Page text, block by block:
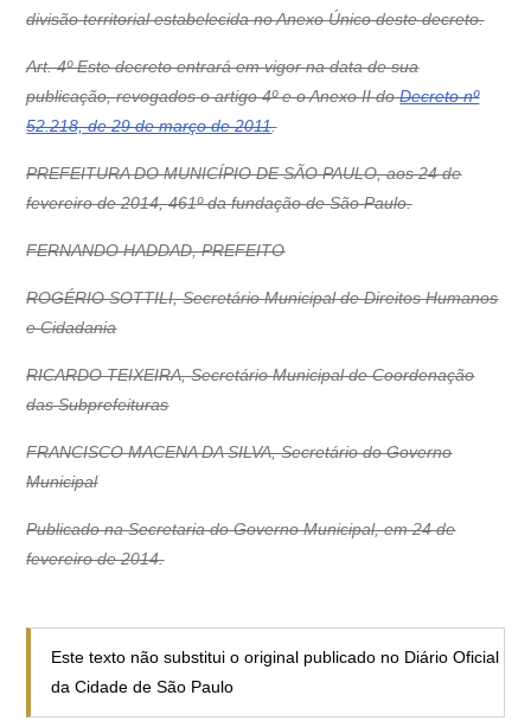
divisão territorial estabelecida no Anexo Único deste decreto.
Art. 4º Este decreto entrará em vigor na data de sua
publicação, revogados o artigo 4º e o Anexo II doDecreto nº
52.218, de 29 de março de 2011.
PREFEITURA DO MUNICÍPIO DE SÃO PAULO, aos 24 de
fevereiro de 2014, 461º da fundação de São Paulo.
FERNANDO HADDAD, PREFEITO
ROGÉRIO SOTTILI, Secretário Municipal de Direitos Humanos
e Cidadania
RICARDO TEIXEIRA, Secretário Municipal de Coordenação
das Subprefeituras
FRANCISCO MACENA DA SILVA, Secretário do Governo
Municipal
Publicado na Secretaria do Governo Municipal, em 24 de
fevereiro de 2014.
Este texto não substitui o original publicado no Diário Oficial
da Cidade de São Paulo